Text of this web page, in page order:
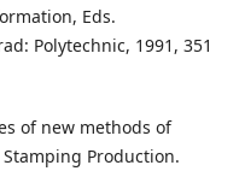
Eds.
Polytechnic, 1991, 351
of new methods of
Production.